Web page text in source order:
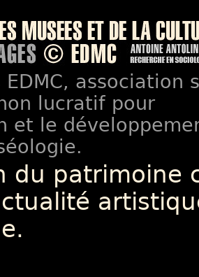
EDMC, association
lucratif pour
et le
du patrimoine